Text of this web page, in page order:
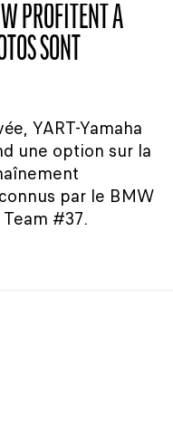
PROFITENT À
SONT
YART-Yamaha
une option sur la
par le BMW
#37.